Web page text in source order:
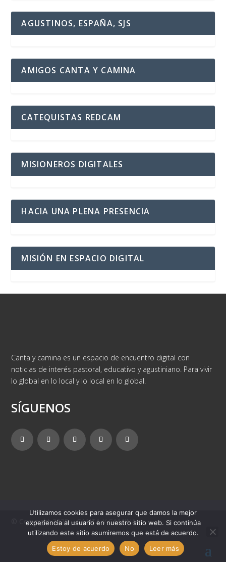
AGUSTINOS, ESPAÑA, SJS
AMIGOS CANTA Y CAMINA
CATEQUISTAS REDCAM
MISIONEROS DIGITALES
HACIA UNA PLENA PRESENCIA
MISIÓN EN ESPACIO DIGITAL
Canta y camina es un espacio de encuentro digital con
noticias de interés pastoral, educativo y agustiniano. Para vivir
lo global en lo local y lo local en lo global.
SÍGUENOS
© Copyright 2025 – CANTA Y CAMINA
Utilizamos cookies para asegurar que damos la mejor
experiencia al usuario en nuestro sitio web. Si continúa
utilizando este sitio asumiremos que está de acuerdo.
Estoy de acuerdo
No Leer más